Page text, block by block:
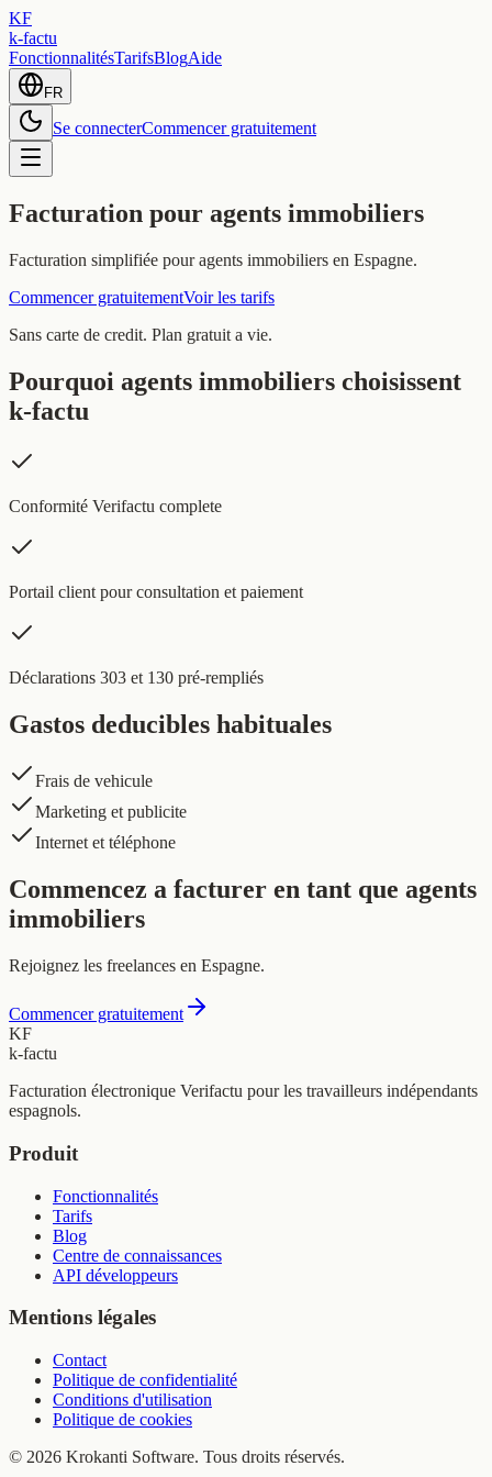
KF
k-factu
FonctionnalitésTarifsBlogAide
FR
Se connecterCommencer gratuitement
Facturation pour agents immobiliers
Facturation simplifiée pour agents immobiliers en Espagne.
Commencer gratuitementVoir les tarifs
Sans carte de credit. Plan gratuit a vie.
Pourquoi agents immobiliers choisissent
k-factu
Conformité Verifactu complete
Portail client pour consultation et paiement
Déclarations 303 et 130 pré-rempliés
Gastos deducibles habituales
Frais de vehicule
Marketing et publicite
Internet et téléphone
Commencez a facturer en tant que agents
immobiliers
Rejoignez les freelances en Espagne.
Commencer gratuitement
KF
k-factu
Facturation électronique Verifactu pour les travailleurs indépendants
espagnols.
Produit
Fonctionnalités
Tarifs
Blog
Centre de connaissances
API développeurs
Mentions légales
Contact
Politique de confidentialité
Conditions d'utilisation
Politique de cookies
© 2026 Krokanti Software. Tous droits réservés.